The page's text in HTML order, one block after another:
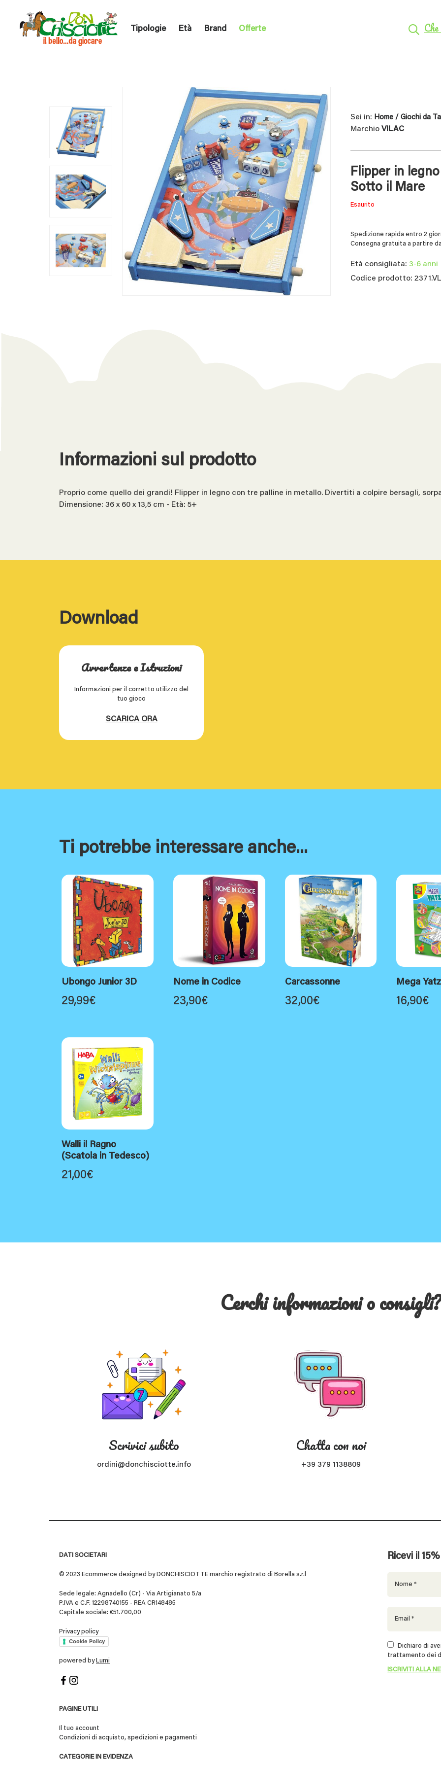
Tipologie Età Brand Offerte
Sei in: Home / Giochi da
Marchio VILAC
Flipper in legno
Sotto il Mare
Esaurito
Spedizione rapida entro 2
Consegna gratuita a partire
Età consigliata: 3-6 anni
Codice prodotto: 2371.VL
Informazioni sul prodotto
Proprio come quello dei grandi! Flipper in legno con tre palline in metallo. Divertiti a colpire bersagli,
Dimensione: 36 x 60 x 13,5 cm - Età: 5+
Download
Avvertenze e Istruzioni
Informazioni per il corretto utilizzo del
tuo gioco
SCARICA ORA
Ti potrebbe interessare anche...
Ubongo Junior 3D
29,99€
Nome in Codice
23,90€
Carcassonne
32,00€
Mega
16,90€
Walli il Ragno
(Scatola in Tedesco)
21,00€
Cerchi informazioni o consigli?
Scrivici subito
ordini@donchisciotte.info
Chatta con noi
+39 379 1138809
DATI SOCIETARI
© 2023 Ecommerce designed by DONCHISCIOTTE marchio registrato di Borella s.r.l
Sede legale: Agnadello (Cr) - Via Artigianato 5/a
P.IVA e C.F. 12298740155 - REA CR148485
Capitale sociale: €51.700,00
Privacy policy
Cookie Policy
powered by Lumi
PAGINE UTILI
Il tuo account
Condizioni di acquisto, spedizioni e pagamenti
CATEGORIE IN EVIDENZA
Ricevi il
Dichiaro di
trattamento dei